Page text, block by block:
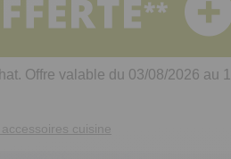
cuisine
de cuisine malins
intimité
Offre valable du 03/08/2026 au
cuisine